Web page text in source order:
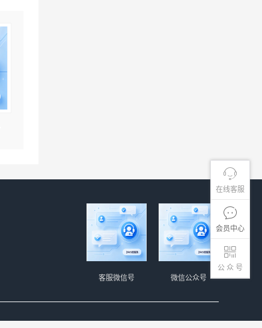
在线客服
会员中心
公 众 号
微信公众号
客服微信号